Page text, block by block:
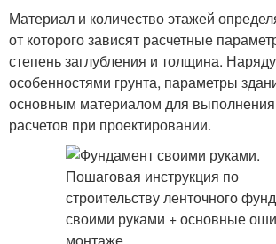
Материал и количество этажей
от которого зависят расчетные
степень заглубления и толщина.
особенностями грунта, параметры
основным материалом для
расчетов при проектировании.